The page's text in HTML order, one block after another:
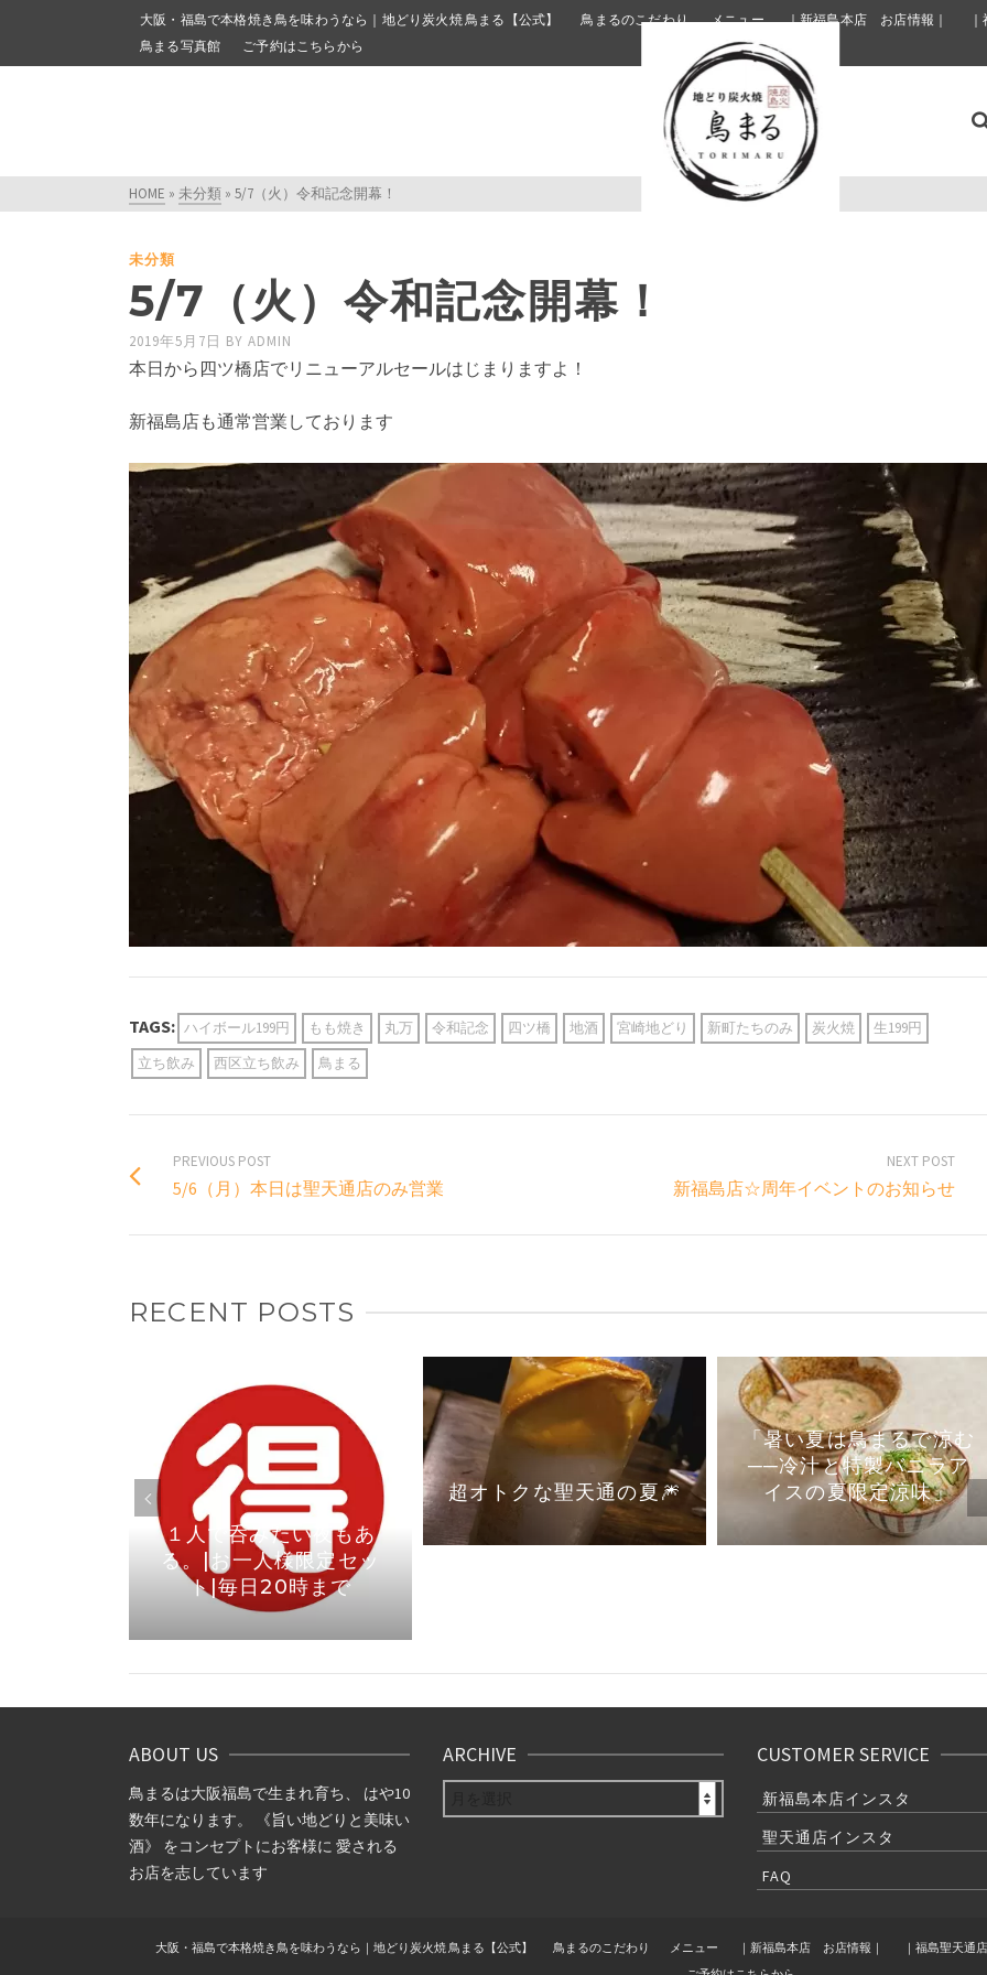
大阪・福島で本格焼き鳥を味わうなら｜地どり炭火焼 鳥まる【公式】 鳥まるのこだわり メニュー ｜新福島本店 お店情報｜
鳥まる写真館
ご予約はこちらから
HOME » 未分類 » 5/7（火）令和記念開幕！
未分類
5/7（火）令和記念開幕！
2019年5月7日 BY ADMIN
本日から四ツ橋店でリニューアルセールはじまりますよ！
新福島店も通常営業しております
TAGS: ハイボール199円 もも焼き 丸万 令和記念 四ツ橋 地酒 宮崎地どり 新町たちのみ 炭火焼
生199円
立ち飲み
西区立ち飲み 鳥まる
PREVIOUS POST
5/6（月）本日は聖天通店のみ営業
NEXT POST
新福島店☆周年イベントのお知らせ
RECENT POSTS
１人で呑みたい夜もあ
る。|お一人様限定セッ
ト|毎日20時まで
超オトクな聖天通の夏🎆
「暑い夏は鳥まるで涼む
──冷汁と特製バニラア
イスの夏限定涼味」
ABOUT US
鳥まるは大阪福島で生まれ育ち、 はや10
数年になります。 《旨い地どりと美味い
酒》 をコンセプトにお客様に 愛される
お店を志しています
ARCHIVE CUSTOMER SERVICE
新福島本店インスタ
聖天通店インスタ
FAQ
大阪・福島で本格焼き鳥を味わうなら｜地どり炭火焼 鳥まる【公式】 鳥まるのこだわり メニュー ｜新福島本店 お店情報｜ ｜福島聖天通